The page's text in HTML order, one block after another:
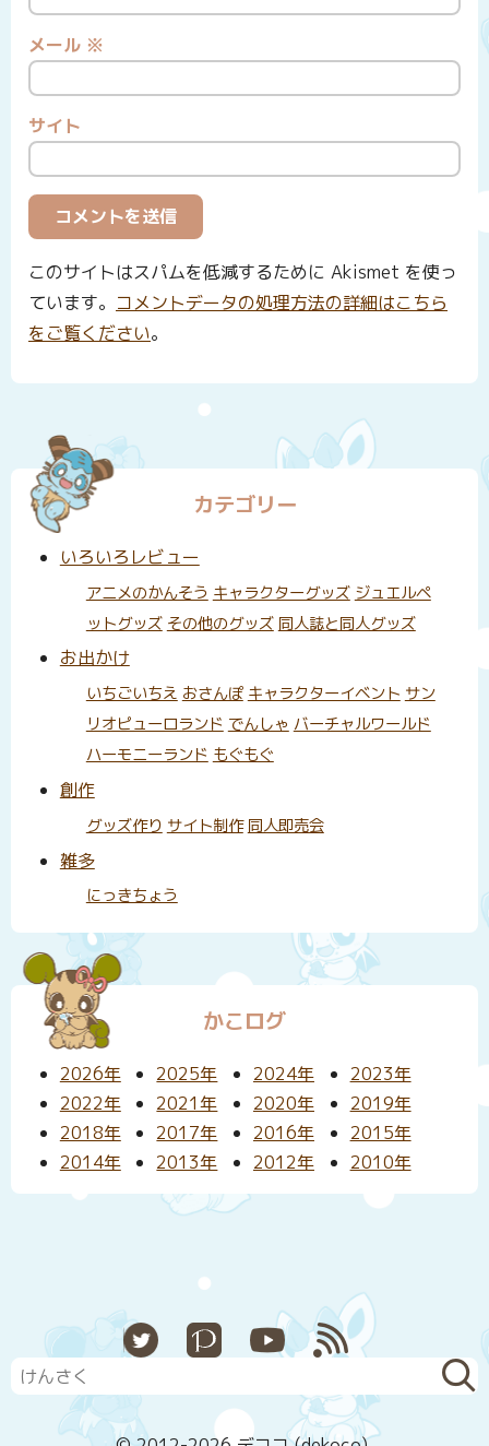
メール ※
サイト
このサイトはスパムを低減するために Akismet を使っ
ています。 コメントデータの処理方法の詳細はこちら
をご覧ください。
カテゴリー
いろいろレビュー
アニメのかんそう キャラクターグッズ ジュエルペ
ットグッズ その他のグッズ 同人誌と同人グッズ
お出かけ
いちごいちえ おさんぽ キャラクターイベント サン
リオピューロランド でんしゃ バーチャルワールド
ハーモニーランド もぐもぐ
創作
グッズ作り サイト制作 同人即売会
雑多
にっきちょう
かこログ
2026年 2025年 2024年
2023年
2022年
2021年 2020年
2019年
2018年
2017年 2016年
2015年
2014年
2013年 2012年 2010年
Pixiv YouTubeRSS